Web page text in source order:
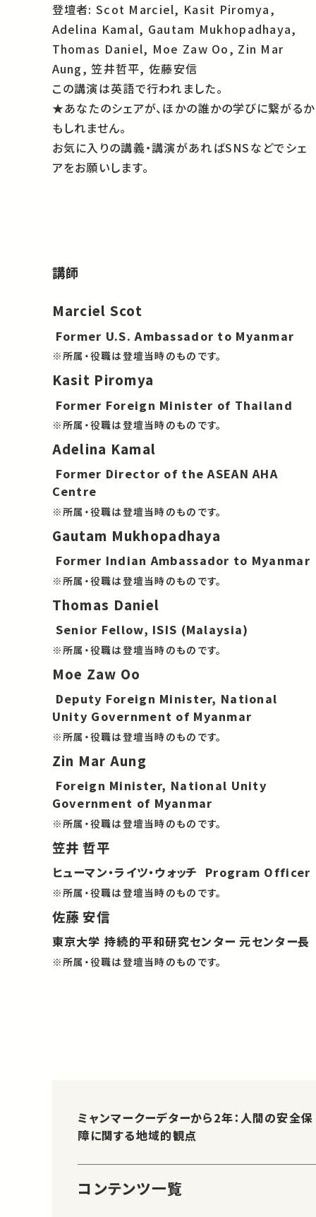
登壇者: Scot Marciel, Kasit Piromya,
Adelina Kamal, Gautam Mukhopadhaya,
Thomas Daniel, Moe Zaw Oo, Zin Mar
Aung,笠井哲平, 佐藤安信
この講演は英語で行われました。
★あなたのシェアが、ほかの誰かの学びに繋がるか
もしれません。
お気に入りの講義・講演があればSNSなどでシェ
アをお願いします。
講師
Marciel Scot
Former U.S. Ambassador to Myanmar
※所属・役職は登壇当時のものです。
Kasit Piromya
Former Foreign Minister of Thailand
※所属・役職は登壇当時のものです。
Adelina Kamal
Former Director of the ASEAN AHA
Centre
※所属・役職は登壇当時のものです。
Gautam Mukhopadhaya
Former Indian Ambassador to Myanmar
※所属・役職は登壇当時のものです。
Thomas Daniel
Senior Fellow, ISIS (Malaysia)
※所属・役職は登壇当時のものです。
Moe Zaw Oo
Deputy Foreign Minister, National
Unity Government of Myanmar
※所属・役職は登壇当時のものです。
Zin Mar Aung
Foreign Minister, National Unity
Government of Myanmar
※所属・役職は登壇当時のものです。
笠井 哲平
ヒューマン・ライツ・ウォッチ Program Officer
※所属・役職は登壇当時のものです。
佐藤 安信
東京大学 持続的平和研究センター 元センター長
※所属・役職は登壇当時のものです。
ミャンマークーデターから2年：人間の安全保
障に関する地域的観点
コンテンツ一覧